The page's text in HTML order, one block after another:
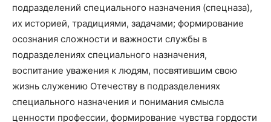
подразделений специального назначения (спецназа),
их историей, традициями, задачами; формирование
осознания сложности и важности службы в
подразделениях специального назначения,
воспитание уважения к людям, посвятившим свою
жизнь служению Отечеству в подразделениях
специального назначения и понимания смысла
ценности профессии, формирование чувства гордости